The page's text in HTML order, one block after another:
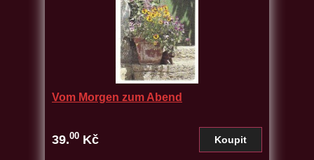
Vom Morgen zum Abend
39.00 Kč